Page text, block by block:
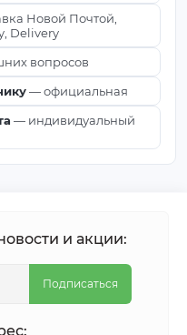
Новой Почтой,
Delivery
вопросов
— официальная
— индивидуальный
и акции:
Подписаться